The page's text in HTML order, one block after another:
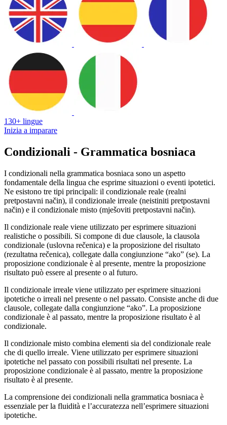
130+ lingue
Inizia a imparare
Condizionali - Grammatica bosniaca
I condizionali nella grammatica bosniaca sono un aspetto
fondamentale della lingua che esprime situazioni o eventi ipotetici.
Ne esistono tre tipi principali: il condizionale reale (realni
pretpostavni način), il condizionale irreale (neistiniti pretpostavni
način) e il condizionale misto (mješoviti pretpostavni način).
Il condizionale reale viene utilizzato per esprimere situazioni
realistiche o possibili. Si compone di due clausole, la clausola
condizionale (uslovna rečenica) e la proposizione del risultato
(rezultatna rečenica), collegate dalla congiunzione “ako” (se). La
proposizione condizionale è al presente, mentre la proposizione
risultato può essere al presente o al futuro.
Il condizionale irreale viene utilizzato per esprimere situazioni
ipotetiche o irreali nel presente o nel passato. Consiste anche di due
clausole, collegate dalla congiunzione “ako”. La proposizione
condizionale è al passato, mentre la proposizione risultato è al
condizionale.
Il condizionale misto combina elementi sia del condizionale reale
che di quello irreale. Viene utilizzato per esprimere situazioni
ipotetiche nel passato con possibili risultati nel presente. La
proposizione condizionale è al passato, mentre la proposizione
risultato è al presente.
La comprensione dei condizionali nella grammatica bosniaca è
essenziale per la fluidità e l’accuratezza nell’esprimere situazioni
ipotetiche.